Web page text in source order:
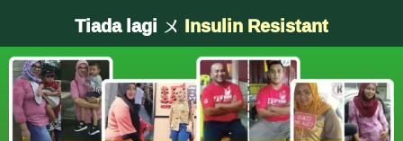
Tiada lagi ㄨObesiti